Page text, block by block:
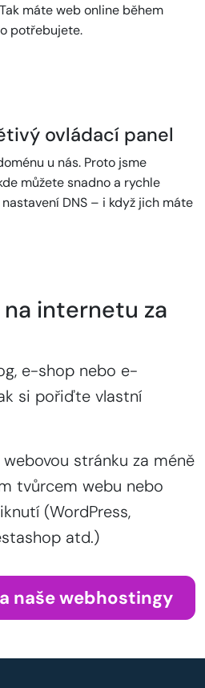
máte web online během
potřebujete.
ovládací panel
u nás. Proto jsme
můžete snadno a rychle
DNS – i když jich máte
internetu za
e-shop nebo e-
si pořiďte vlastní
stránku za méně
tvůrcem webu nebo
(WordPress,
atd.)
naše webhostingy